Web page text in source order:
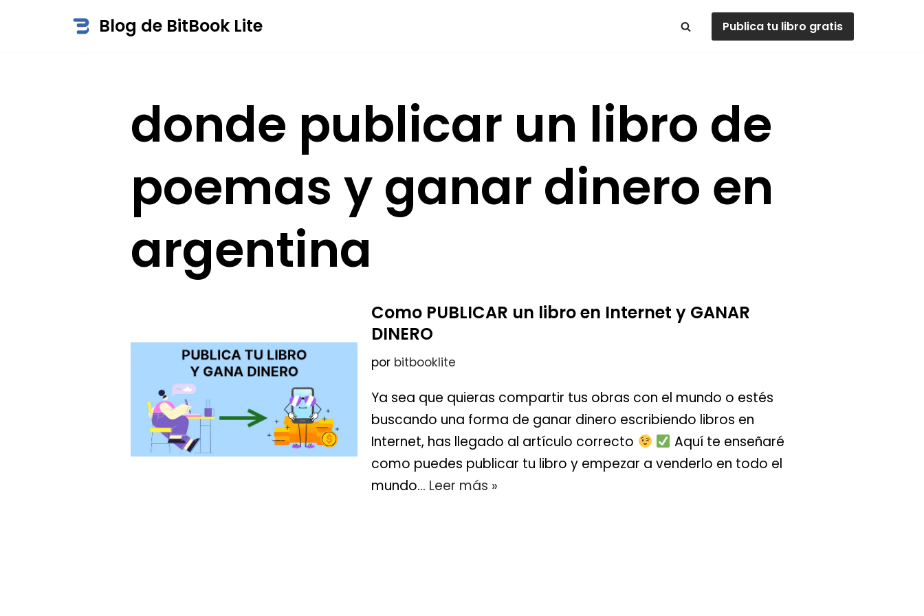
Blog de BitBook Lite Publica tu libro gratis
donde publicar un libro de
poemas y ganar dinero en
argentina
Como PUBLICAR un libro en Internet y GANAR
DINERO
por bitbooklite
Ya sea que quieras compartir tus obras con el mundo o estés
buscando una forma de ganar dinero escribiendo libros en
Internet, has llegado al artículo correcto
Aquí te enseñaré
como puedes publicar tu libro y empezar a venderlo en todo el
mundo… Leer más »